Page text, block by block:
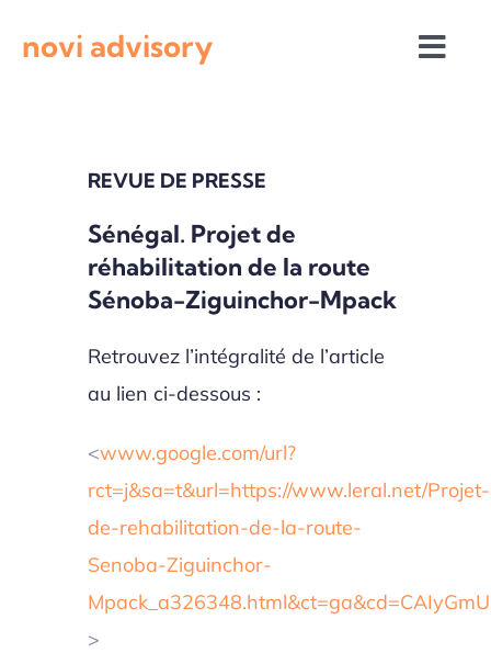
novi advisory
Actualités institutionnelles
Appels à projets
REVUE DE PRESSE
Sénégal. Projet de
réhabilitation de la route
Sénoba-Ziguinchor-Mpack
Retrouvez l’intégralité de l’article
au lien ci-dessous :
<www.google.com/url?
rct=j&sa=t&url=https://www.leral.net/Projet-
de-rehabilitation-de-la-route-
Senoba-Ziguinchor-
>